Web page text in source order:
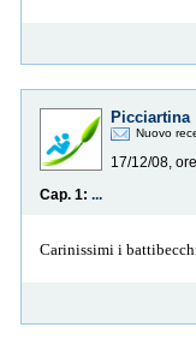
Picciartina
Nuovo
17/12/08,
Cap. 1: ...
Carinissimi i